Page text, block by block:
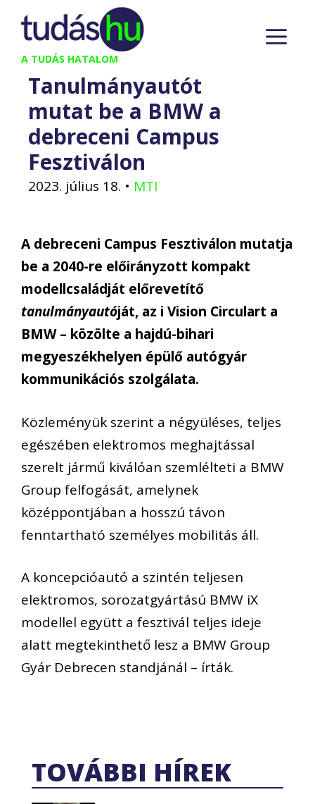
Kilépés
tartalomba
A TUDÁS HATALOM
Tanulmányautót
mutat be a BMW a
debreceni Campus
Fesztiválon
2023. július 18. • MTI
A debreceni Campus Fesztiválon mutatja
be a 2040-re előirányzott kompakt
modellcsaládját előrevetítő
tanulmányautóját, az i Vision Circulart a
BMW – közölte a hajdú-bihari
megyeszékhelyen épülő autógyár
kommunikációs szolgálata.
Közleményük szerint a négyüléses, teljes
egészében elektromos meghajtással
szerelt jármű kiválóan szemlélteti a BMW
Group felfogását, amelynek
középpontjában a hosszú távon
fenntartható személyes mobilitás áll.
A koncepcióautó a szintén teljesen
elektromos, sorozatgyártású BMW iX
modellel együtt a fesztivál teljes ideje
alatt megtekinthető lesz a BMW Group
Gyár Debrecen standjánál – írták.
TOVÁBBI HÍREK